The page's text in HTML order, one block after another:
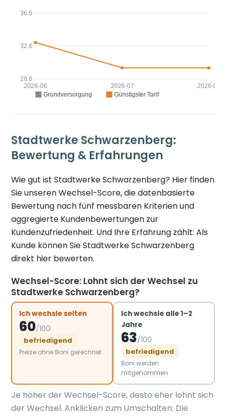
Stadtwerke Schwarzenberg:
Bewertung & Erfahrungen
Wie gut ist Stadtwerke Schwarzenberg? Hier finden
Sie unseren Wechsel-Score, die datenbasierte
Bewertung nach fünf messbaren Kriterien und
aggregierte Kundenbewertungen zur
Kundenzufriedenheit. Und Ihre Erfahrung zählt: Als
Kunde können Sie Stadtwerke Schwarzenberg
direkt hier bewerten.
Wechsel-Score: Lohnt sich der Wechsel zu
Stadtwerke Schwarzenberg?
Ich wechsle selten
60/100
befriedigend
Preise ohne Boni gerechnet
Ich wechsle alle 1–2
Jahre
63/100
befriedigend
Boni werden
mitgenommen
Je höher der Wechsel-Score, desto eher lohnt sich
der Wechsel. Anklicken zum Umschalten: Die